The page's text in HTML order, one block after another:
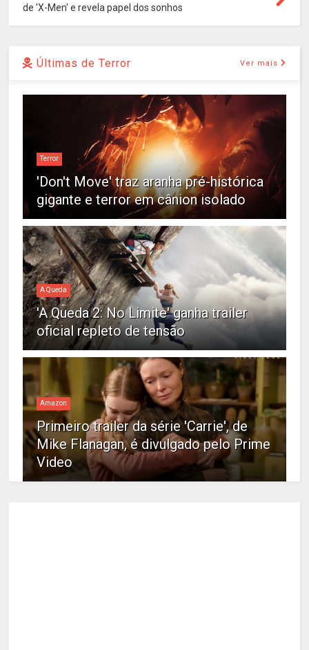
de 'X-Men' e revela papel dos sonhos
Últimas de Terror Ver mais
Terror
'Don't Move' traz aranha pré-histórica
gigante e terror em cânion isolado
A Queda
'A Queda 2: No Limite' ganha trailer
oficial repleto de tensão
Amazon
Primeiro trailer da série 'Carrie', de
Mike Flanagan, é divulgado pelo Prime
Video